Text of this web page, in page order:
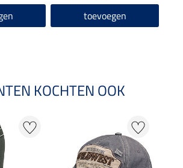
toevoegen
KOCHTEN OOK